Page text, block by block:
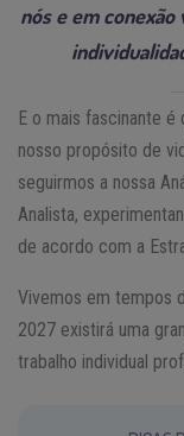
nós e em
E o mais fascinante
nosso propósito de
seguirmos a nossa
Analista,
de acordo com a
Vivemos em tempos
2027 existirá uma
trabalho individual